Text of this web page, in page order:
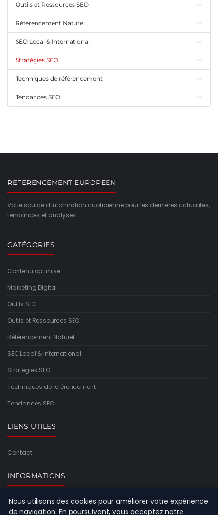
Outils et Ressources SEO
Référencement Naturel
SEO Local & International
Stratégies SEO
Techniques de référencement
Tendances SEO
REFERENCEMENT EUROPEEN
Votre source d'information quotidienne pour les dernières actualités,
tendances et analyses.
CATÉGORIES
Contenu optimisé
Marketing Digital
Outils SEO
Outils et Ressources SEO
Référencement Naturel
SEO Local & International
Stratégies SEO
Techniques de référencement
Tendances SEO
LIENS UTILES
Contact
INFORMATIONS
Plan du site
Nous utilisons des cookies pour améliorer votre expérience
de navigation. En poursuivant, vous acceptez notre